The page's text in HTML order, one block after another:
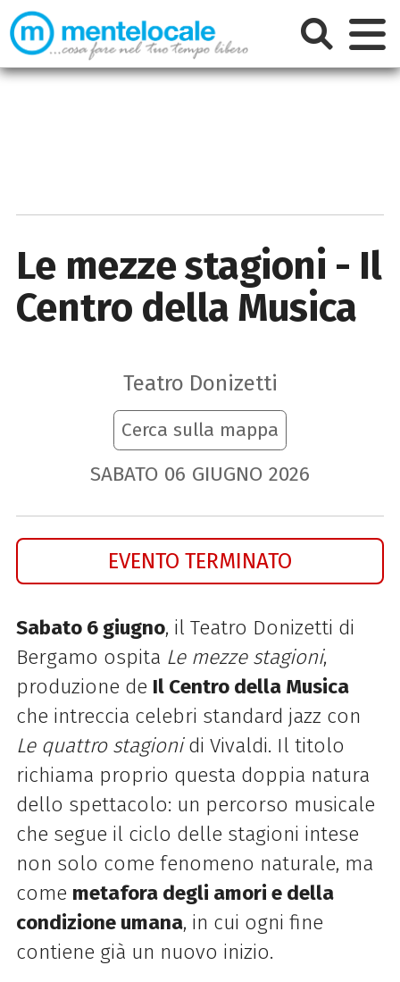
Le mezze stagioni - Il
Centro della Musica
Teatro Donizetti
Cerca sulla mappa
SABATO 06 GIUGNO 2026
EVENTO TERMINATO
Sabato 6 giugno, il Teatro Donizetti di
Bergamo ospita Le mezze stagioni,
produzione de Il Centro della Musica
che intreccia celebri standard jazz con
Le quattro stagionidi Vivaldi. Il titolo
richiama proprio questa doppia natura
dello spettacolo: un percorso musicale
che segue il ciclo delle stagioni intese
non solo come fenomeno naturale, ma
come metafora degli amori e della
condizione umana, in cui ogni fine
contiene già un nuovo inizio.